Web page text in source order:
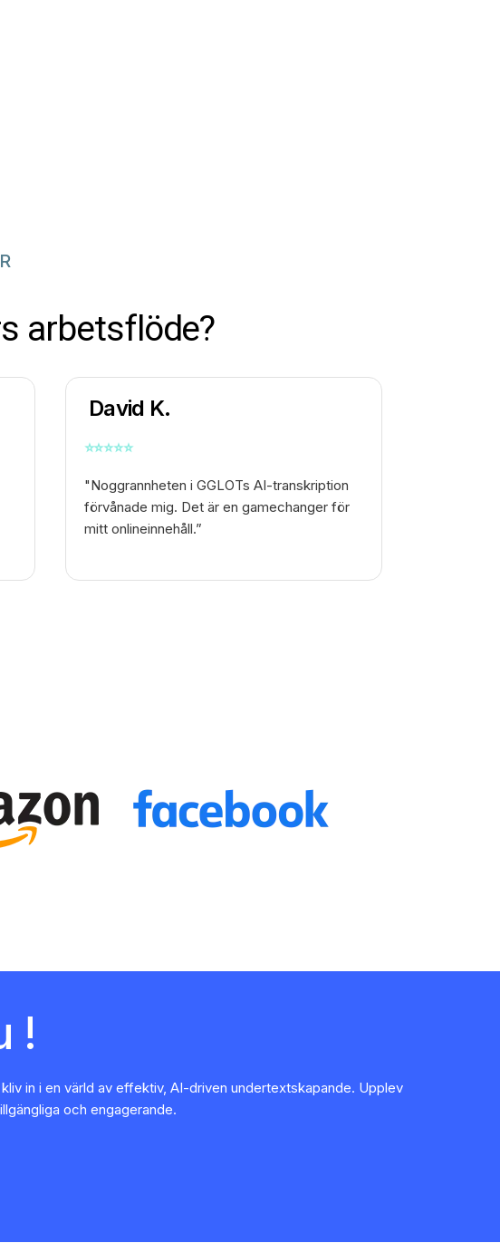
arbetsflöde?
David K.
⭐⭐⭐⭐⭐
"Noggrannheten i GGLOTs AI-transkription
förvånade mig. Det är en gamechanger för
mitt onlineinnehåll.”
!
in i en värld av effektiv, AI-driven undertextskapande. Upplev
och engagerande.